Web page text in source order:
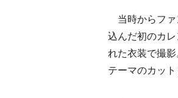
当時からファ
込んだ初のカ
れた衣装で撮
テーマのカット